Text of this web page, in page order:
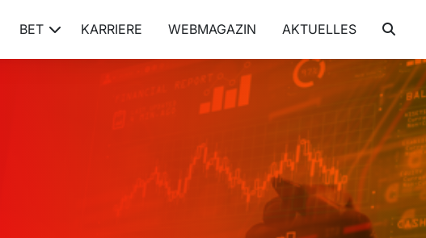
BET KARRIERE WEBMAGAZIN AKTUELLES